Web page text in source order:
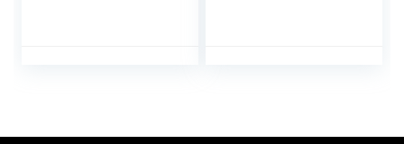
spraakassistent,